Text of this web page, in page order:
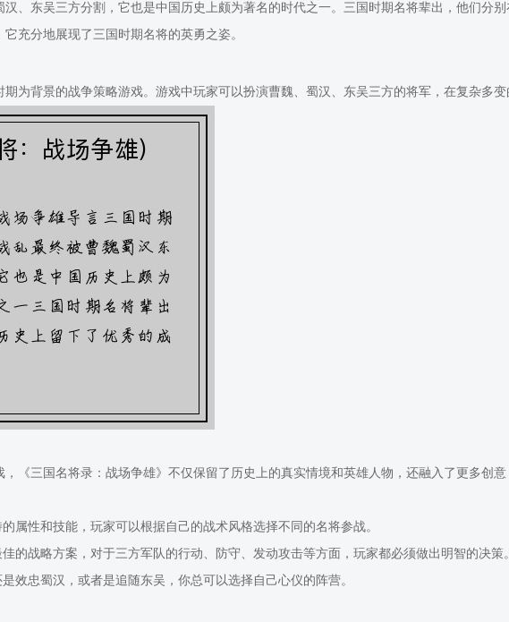
、东吴三方分割，它也是中国历史上颇为著名的时代之一。三国时期名将辈出，他们分
充分地展现了三国时期名将的英勇之姿。
期为背景的战争策略游戏。游戏中玩家可以扮演曹魏、蜀汉、东吴三方的将军，在复杂多
《三国名将录：战场争雄》不仅保留了历史上的真实情境和英雄人物，还融入了更多创
属性和技能，玩家可以根据自己的战术风格选择不同的名将参战。
的战略方案，对于三方军队的行动、防守、发动攻击等方面，玩家都必须做出明智的决策。
效忠蜀汉，或者是追随东吴，你总可以选择自己心仪的阵营。